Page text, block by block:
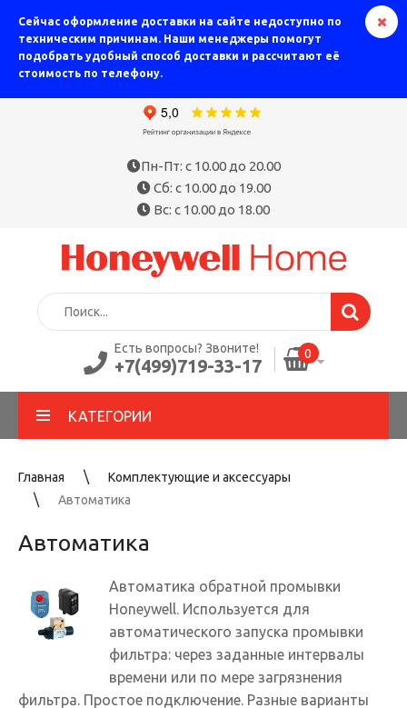
Сейчас оформление доставки на сайте недоступно по
техническим причинам. Наши менеджеры помогут
подобрать удобный способ доставки и рассчитают её
стоимость по телефону.
Пн-Пт: с 10.00 до 20.00
Сб: с 10.00 до 19.00
Вс: с 10.00 до 18.00
Есть вопросы? Звоните!
+7(499)719-33-17
0
КАТЕГОРИИ
Главная
Комплектующие и аксессуары
Автоматика
Автоматика
Автоматика обратной промывки
Honeywell. Используется для
автоматического запуска промывки
фильтра: через заданные интервалы
времени или по мере загрязнения
фильтра. Простое подключение. Разные варианты